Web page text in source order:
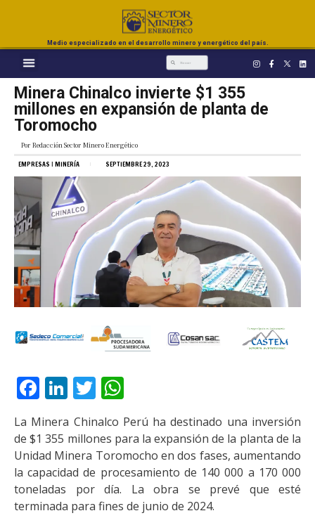
Medio especializado en el desarrollo minero y energético del país.
Minera Chinalco invierte $1 355
millones en expansión de planta de
Toromocho
Por Redacción Sector Minero Energético
EMPRESAS | MINERÍA SEPTIEMBRE 29, 2023
Facebook
LinkedIn
Twitter
La Minera Chinalco Perú ha destinado una inversión
de $1 355 millones para la expansión de la planta de la
Unidad Minera Toromocho en dos fases, aumentando
la capacidad de procesamiento de 140 000 a 170 000
toneladas por día. La obra se prevé que esté
terminada para fines de junio de 2024.